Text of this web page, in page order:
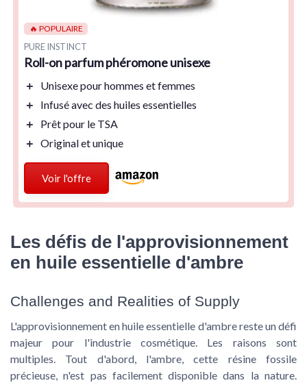
🔥 POPULAIRE
PURE INSTINCT
Roll-on parfum phéromone unisexe
＋ Unisexepour hommes et femmes
＋
Infuséavec des huiles essentielles
＋
Prêt pour le TSA
＋ Originalet unique
Voir l'offre
Les défis de l'approvisionnement
en huile essentielle d'ambre
Challenges and Realities of Supply
L'approvisionnement en huile essentielle d'ambre reste un défi
majeur pour l'industrie cosmétique. Les raisons sont
multiples. Tout d'abord, l'ambre, cette résine fossile
précieuse, n'est pas facilement disponible dans la nature.